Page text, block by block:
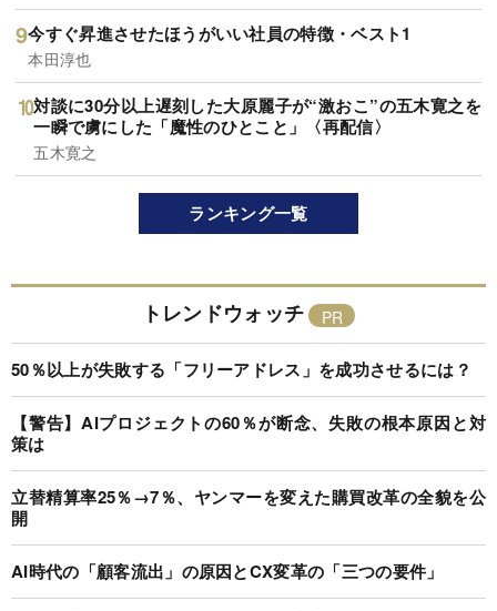
今すぐ昇進させたほうがいい社員の特徴・ベスト1
本田淳也
対談に30分以上遅刻した大原麗子が“激おこ”の五木寛之を
一瞬で虜にした「魔性のひとこと」〈再配信〉
五木寛之
ランキング一覧
トレンドウォッチ
50％以上が失敗する「フリーアドレス」を成功させるには？
【警告】AIプロジェクトの60％が断念、失敗の根本原因と対
策は
立替精算率25％→7％、ヤンマーを変えた購買改革の全貌を公
開
AI時代の「顧客流出」の原因とCX変革の「三つの要件」